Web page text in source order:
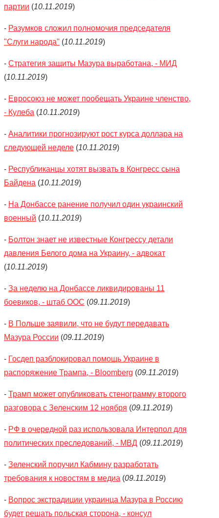
партии (10.11.2019)
- Разумков сложил полномочия председателя
"Слуги народа" (10.11.2019)
- Стратегия защиты Мазура выработана, - МИД
(10.11.2019)
- Евросоюз не может пообещать Украине членство,
- Кулеба (10.11.2019)
- Аналитики прогнозируют рост курса доллара на
следующей неделе (10.11.2019)
- Республиканцы хотят вызвать в Конгресс сына
Байдена (10.11.2019)
- На Донбассе ранение получил один украинский
военный (10.11.2019)
- Болтон знает не известные Конгрессу детали
давления Белого дома на Украину, - адвокат
(10.11.2019)
- За неделю на Донбассе ликвидированы 11
боевиков, - штаб ООС (09.11.2019)
- В Польше заявили, что не будут передавать
Мазура России (09.11.2019)
- Госдеп разблокировал помощь Украине в
распоряжение Трампа, - Bloomberg (09.11.2019)
- Трамп может опубликовать стенограмму второго
разговора с Зеленским 12 ноября (09.11.2019)
- РФ в очередной раз использовала Интерпол для
политических преследований, - МВД (09.11.2019)
- Зеленский поручил Кабмину разработать
требования к новостям в медиа (09.11.2019)
- Вопрос экстрадиции украинца Мазура в Россию
будет решать польская сторона, - консул